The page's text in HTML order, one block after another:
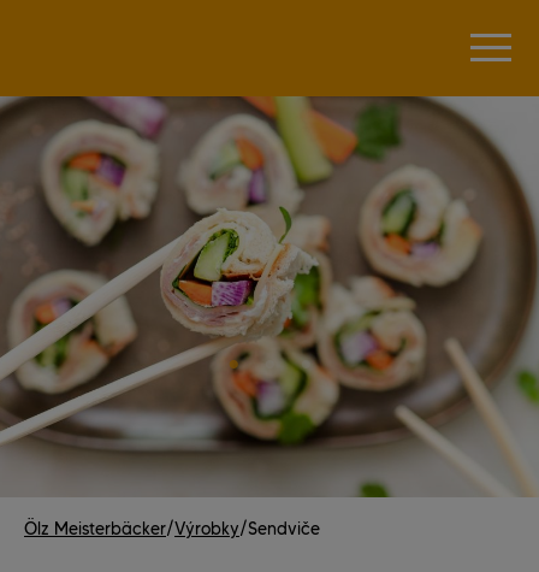
Ölz Meisterbäcker/Výrobky/Sendviče